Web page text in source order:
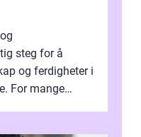
steg for å
og ferdigheter i
For mange